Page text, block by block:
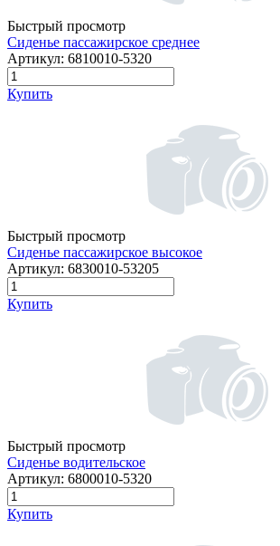
Быстрый просмотр
Сиденье пассажирское среднее
Артикул: 6810010-5320
Купить
Быстрый просмотр
Сиденье пассажирское высокое
Артикул: 6830010-53205
Купить
Быстрый просмотр
Сиденье водительское
Артикул: 6800010-5320
Купить